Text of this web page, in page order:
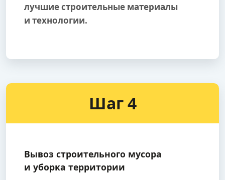
лучшие строительные материалы
и технологии.
Шаг 4
Вывоз строительного мусора
и уборка территории